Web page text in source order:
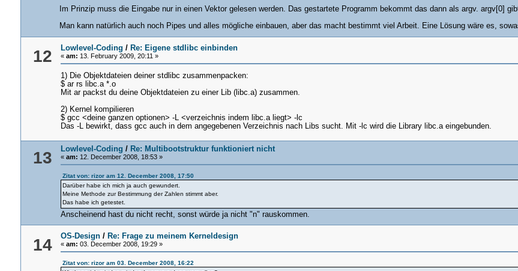
Im Prinzip muss die Eingabe nur in einen Vektor gelesen werden. Das gestartete Programm bekommt das dann als argv. argv[0]
Man kann natürlich auch noch Pipes und alles mögliche einbauen, aber das macht bestimmt viel Arbeit. Eine Lösung wäre es,
12 Lowlevel-Coding / Re: Eigene stdlibc einbinden
«am: 13. February 2009, 20:11 »
1) Die Objektdateien deiner stdlibc zusammenpacken:
$ ar rs libc.a *.o
Mit ar packst du deine Objektdateien zu einer Lib (libc.a) zusammen.
2) Kernel kompilieren
$ gcc <deine ganzen optionen> -L <verzeichnis indem libc.a liegt> -lc
Das -L bewirkt, dass gcc auch in dem angegebenen Verzeichnis nach Libs sucht. Mit -lc wird die Library libc.a eingebunden.
13 Lowlevel-Coding / Re: Multibootstruktur funktioniert nicht
«am: 12. December 2008, 18:53 »
Zitat von: rizor am 12. December 2008, 17:50
Darüber habe ich mich ja auch gewundert.
Meine Methode zur Bestimmung der Zahlen stimmt aber.
Das habe ich getestet.
Anscheinend hast du nicht recht, sonst würde ja nicht "n" rauskommen.
14 OS-Design / Re: Frage zu meinem Kerneldesign
«am: 03. December 2008, 19:29 »
Zitat von: rizor am 03. December 2008, 16:22